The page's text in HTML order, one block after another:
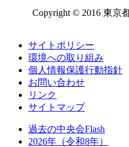
Copyright © 2016 東京
サイトポリシー
環境への取り組み
個人情報保護行動指針
お問い合わせ
リンク
サイトマップ
過去の中央会Flash
2026年（令和8年）